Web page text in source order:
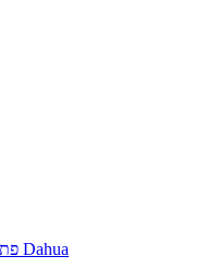
פתיחת קריאת שירות מצלמות Dahua